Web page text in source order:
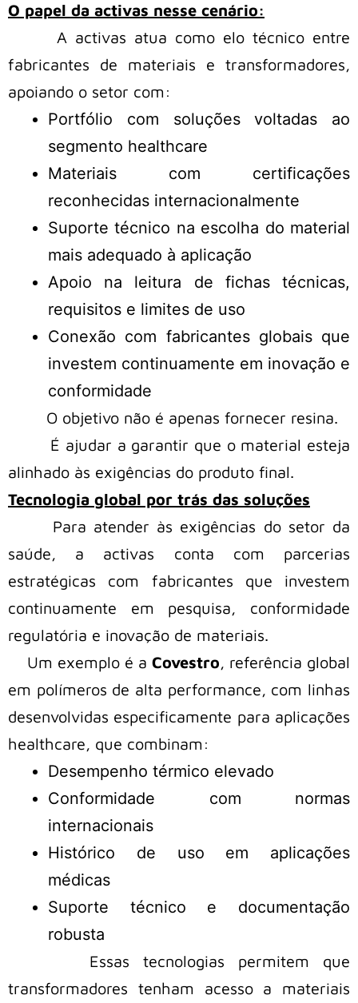
O papel da activas nesse cenário:
A activas atua como elo técnico entre
fabricantes de materiais e transformadores,
apoiando o setor com:
Portfólio com soluções voltadas ao
segmento healthcare
Materiais com certificações
reconhecidas internacionalmente
Suporte técnico na escolha do material
mais adequado à aplicação
Apoio na leitura de fichas técnicas,
requisitos e limites de uso
Conexão com fabricantes globais que
investem continuamente em inovação e
conformidade
O objetivo não é apenas fornecer resina.
É ajudar a garantir que o material esteja
alinhado às exigências do produto final.
Tecnologia global por trás das soluções
Para atender às exigências do setor da
saúde, a activas conta com parcerias
estratégicas com fabricantes que investem
continuamente em pesquisa, conformidade
regulatória e inovação de materiais.
Um exemplo é a Covestro, referência global
em polímeros de alta performance, com linhas
desenvolvidas especificamente para aplicações
healthcare, que combinam:
Desempenho térmico elevado
Conformidade com normas
internacionais
Histórico de uso em aplicações
médicas
Suporte técnico e documentação
robusta
Essas tecnologias permitem que
transformadores tenham acesso a materiais